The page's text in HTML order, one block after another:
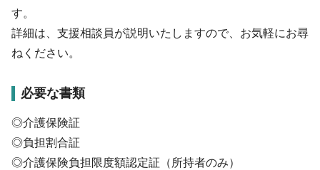
す。
詳細は、支援相談員が説明いたしますので、お気軽にお尋
ねください。
必要な書類
◎介護保険証
◎負担割合証
◎介護保険負担限度額認定証（所持者のみ）